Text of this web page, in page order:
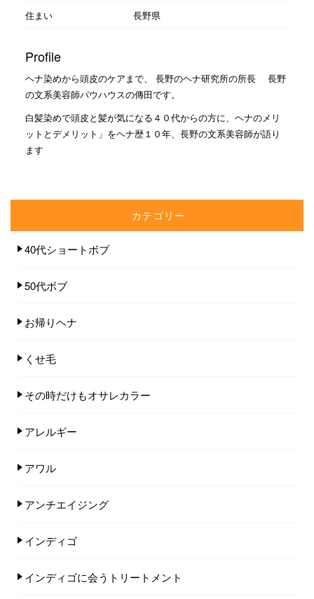
住まい
長野県
Profile
ヘナ染めから頭皮のケアまで、 長野のヘナ研究所の所長 長野
の文系美容師バウハウスの傳田です。
白髪染めで頭皮と髪が気になる４０代からの方に、ヘナのメリ
ットとデメリット」をヘナ歴１０年、長野の文系美容師が語り
ます
カテゴリー
40代ショートボブ
50代ボブ
お帰りヘナ
くせ毛
その時だけもオサレカラー
アレルギー
アワル
アンチエイジング
インディゴ
インディゴに会うトリートメント